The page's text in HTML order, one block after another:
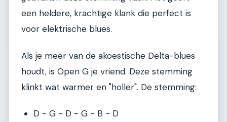
een heldere, krachtige klank die perfect is
voor elektrische blues.
Als je meer van de akoestische Delta-blues
houdt, is Open G je vriend. Deze stemming
klinkt wat warmer en "holler". De stemming:
D - G - D - G - B - D